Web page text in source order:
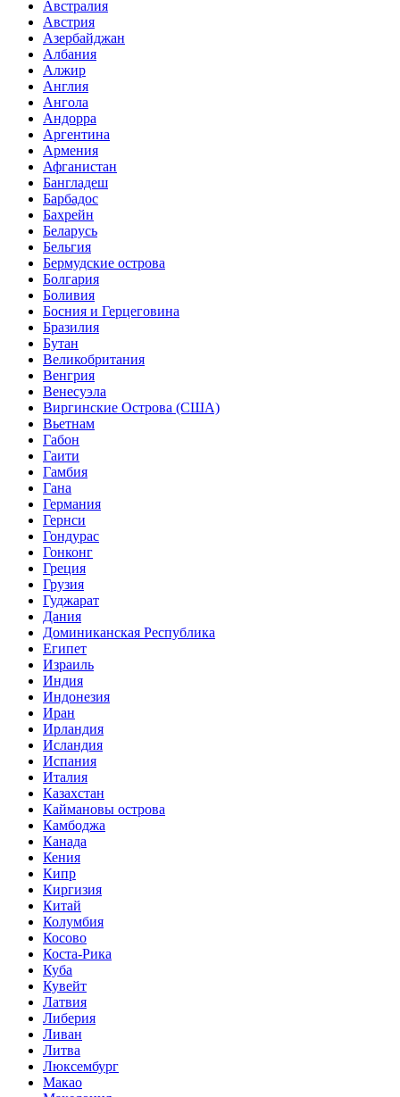
Австралия
Австрия
Азербайджан
Албания
Алжир
Англия
Ангола
Андорра
Аргентина
Армения
Афганистан
Бангладеш
Барбадос
Бахрейн
Беларусь
Бельгия
Бермудские острова
Болгария
Боливия
Босния и Герцеговина
Бразилия
Бутан
Великобритания
Венгрия
Венесуэла
Виргинские Острова (США)
Вьетнам
Габон
Гаити
Гамбия
Гана
Германия
Гернси
Гондурас
Гонконг
Греция
Грузия
Гуджарат
Дания
Доминиканская Республика
Египет
Израиль
Индия
Индонезия
Иран
Ирландия
Исландия
Испания
Италия
Казахстан
Каймановы острова
Камбоджа
Канада
Кения
Кипр
Киргизия
Китай
Колумбия
Косово
Коста-Рика
Куба
Кувейт
Латвия
Либерия
Ливан
Литва
Люксембург
Макао